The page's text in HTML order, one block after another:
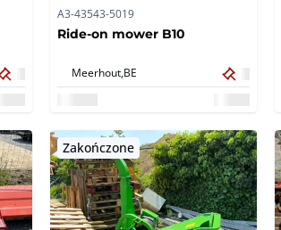
A3-43543-5019
Ride-on mower B10
Meerhout,BE
Zakończone